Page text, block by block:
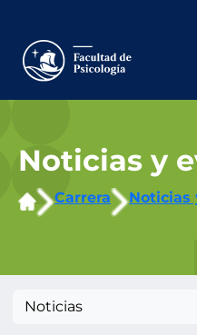
contenido
Noticias y
Carrera Noticias
Noticias